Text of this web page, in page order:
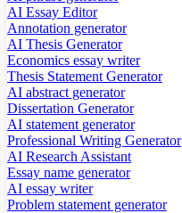
AI Essay Editor
Annotation generator
AI Thesis Generator
Economics essay writer
Thesis Statement Generator
AI abstract generator
Dissertation Generator
AI statement generator
Professional Writing Generator
AI Research Assistant
Essay name generator
AI essay writer
Problem statement generator